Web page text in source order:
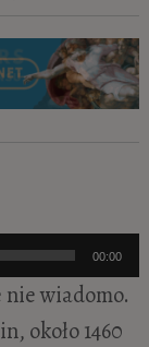
00:00
wiadomo.
około 1460